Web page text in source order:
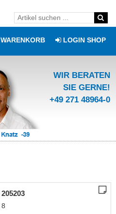
LOGIN SHOP
WARENKORB
WIR BERATEN
SIE GERNE!
+49 271 48964-0
205203
8